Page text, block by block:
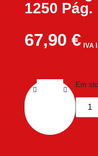
1250 Pág.
67,90 € IVA
Em